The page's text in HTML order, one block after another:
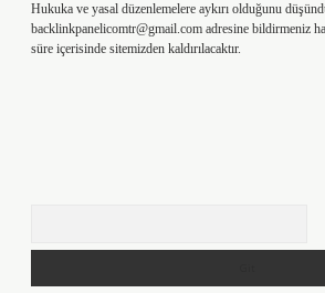
Hukuka ve yasal düzenlemelere aykırı olduğunu
backlinkpanelicomtr@gmail.com adresine bildirmeniz
süre içerisinde sitemizden kaldırılacaktır.